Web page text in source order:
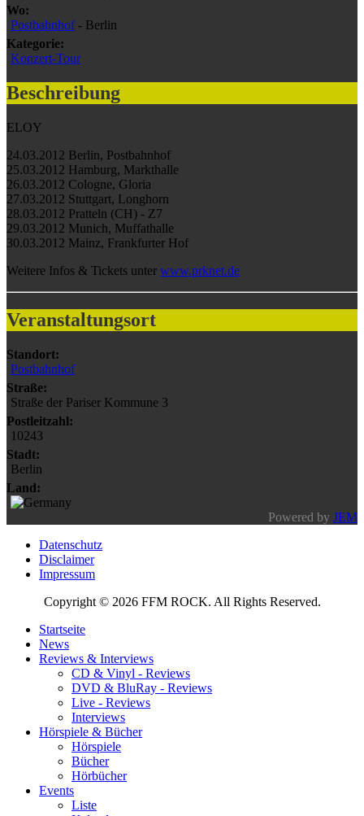
Wo:
Postbahnhof- Berlin
Kategorie:
Konzert-Tour
Beschreibung
ELOY
24.03.2012 Berlin, Postbahnhof
25.03.2012 Hamburg, Markthalle
26.03.2012 Cologne, Gloria
27.03.2012 Stuttgart, Longhorn
28.03.2012 Pratteln (CH) - Z7
29.03.2012 Munich, Muffathalle
30.03.2012 Mainz, Frankfurter Hof
Weitere Infos & Tickets unter www.prknet.de
Veranstaltungsort
Standort:
Postbahnhof
Straße:
Straße der Pariser Kommune 3
Postleitzahl:
10243
Stadt:
Berlin
Land:
Powered by JEM
Datenschutz
Disclaimer
Impressum
Copyright © 2026 FFM ROCK. All Rights Reserved.
Startseite
News
Reviews & Interviews
CD & Vinyl - Reviews
DVD & BluRay - Reviews
Live - Reviews
Interviews
Hörspiele & Bücher
Hörspiele
Bücher
Hörbücher
Events
Liste